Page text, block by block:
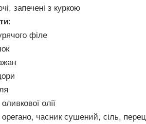
запечені з куркою
філе
олії
часник сушений, сіль,